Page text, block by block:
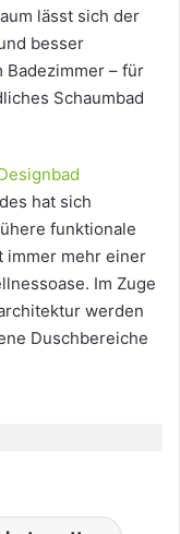
lässt sich der
besser
Badezimmer – für
Schaumbad
hat sich
funktionale
immer mehr einer
Im Zuge
werden
Duschbereiche